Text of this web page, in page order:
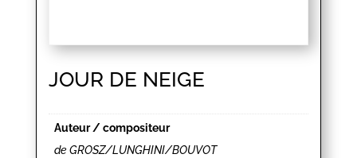
JOUR DE NEIGE
Auteur / compositeur
de GROSZ/LUNGHINI/BOUVOT